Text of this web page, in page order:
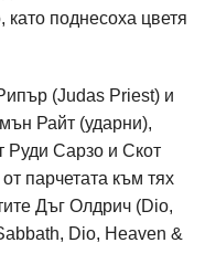
поднесоха цветя
(Judas Priest) и
Райт (ударни),
Руди Сарзо и Скот
парчетата към тях
Дъг Олдрич (Dio,
Dio, Heaven &